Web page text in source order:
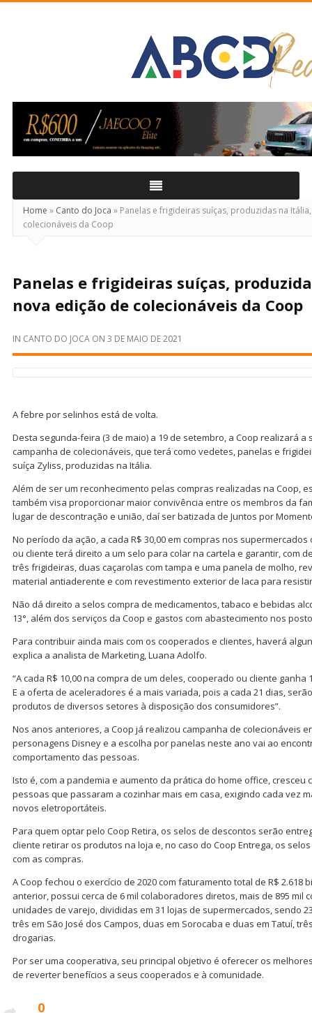
Real
Home » Canto do Joca » Panelas e frigideiras suíças, produzidas na
colecionáveis da Coop
Panelas e frigideiras suíças,
nova edição de colecionáveis da Coop
IN CANTO DO JOCA ON 3 DE MAIO DE 2021
A febre por selinhos está de volta.
Desta segunda-feira (3 de maio) a 19 de setembro, a Coop realizará
campanha de colecionáveis, que terá como vedetes, panelas e
suíça Zyliss, produzidas na Itália.
Além de ser um reconhecimento pelas compras realizadas na Coop,
também visa proporcionar maior convivência entre os membros da
lugar de descontração e união, daí ser batizada de Juntos por
No período da ação, a cada R$ 30,00 em compras nos
ou cliente terá direito a um selo para colar na cartela e garantir, com
três frigideiras, duas caçarolas com tampa e uma panela de molho,
material antiaderente e com revestimento exterior de laca para
Não dá direito a selos compra de medicamentos, tabaco e bebidas
13°, além dos serviços da Coop e gastos com abastecimento nos
Para contribuir ainda mais com os cooperados e clientes, haverá
explica a analista de Marketing, Luana Adolfo.
“A cada R$ 10,00 na compra de um deles, cooperado ou cliente
E a oferta de aceleradores é a mais variada, pois a cada 21 dias,
produtos de diversos setores à disposição dos consumidores”.
Nos anos anteriores, a Coop já realizou campanha de colecionáveis
personagens Disney e a escolha por panelas neste ano vai ao
comportamento das pessoas.
Isto é, com a pandemia e aumento da prática do home office,
pessoas que passaram a cozinhar mais em casa, exigindo cada vez
novos eletroportáteis.
Para quem optar pelo Coop Retira, os selos de descontos serão
cliente retirar os produtos na loja e, no caso do Coop Entrega, os
com as compras.
A Coop fechou o exercício de 2020 com faturamento total de R$ 2.618
anterior, possui cerca de 6 mil colaboradores diretos, mais de 895 mil
unidades de varejo, divididas em 31 lojas de supermercados, sendo
três em São José dos Campos, duas em Sorocaba e duas em Tatuí,
drogarias.
Por ser uma cooperativa, seu principal objetivo é oferecer os
de reverter benefícios a seus cooperados e à comunidade.
0